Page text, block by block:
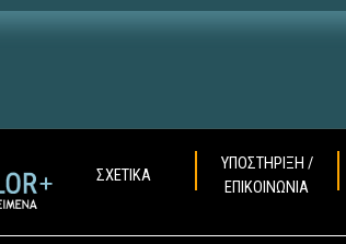
ΣΧΕΤΙΚΑ
ΥΠΟΣΤΗΡΙΞΗ /
ΕΠΙΚΟΙΝΩΝΙΑ